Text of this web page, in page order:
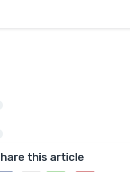
this article